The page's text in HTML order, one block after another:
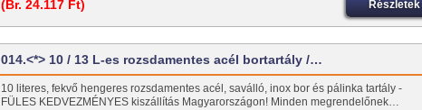
(Br. 24.117 Ft)
Részletek
014.<*> 10 / 13 L-es rozsdamentes acél bortartály /…
10 literes, fekvő hengeres rozsdamentes acél, saválló, inox bor és pálinka tartály -
FÜLES KEDVEZMÉNYES kiszállítás Magyarországon! Minden megrendelőnek…